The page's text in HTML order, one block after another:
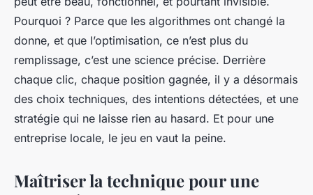
Pourquoi ? Parce que les algorithmes ont changé la
donne, et que l’optimisation, ce n’est plus du
remplissage, c’est une science précise. Derrière
chaque clic, chaque position gagnée, il y a désormais
des choix techniques, des intentions détectées, et une
stratégie qui ne laisse rien au hasard. Et pour une
entreprise locale, le jeu en vaut la peine.
Maîtriser la technique pour une